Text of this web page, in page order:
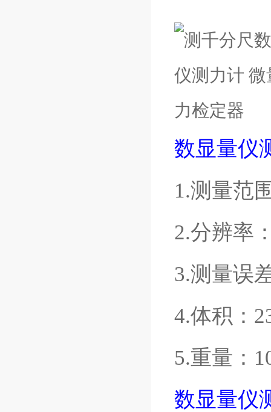
数显量仪
1.测量范
2.分辨率
3.测量误
4.体积：
5.重量：
数显量仪